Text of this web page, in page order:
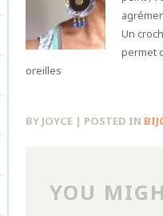
Un
permet
oreilles
BY JOYCE | POSTED IN
YOU